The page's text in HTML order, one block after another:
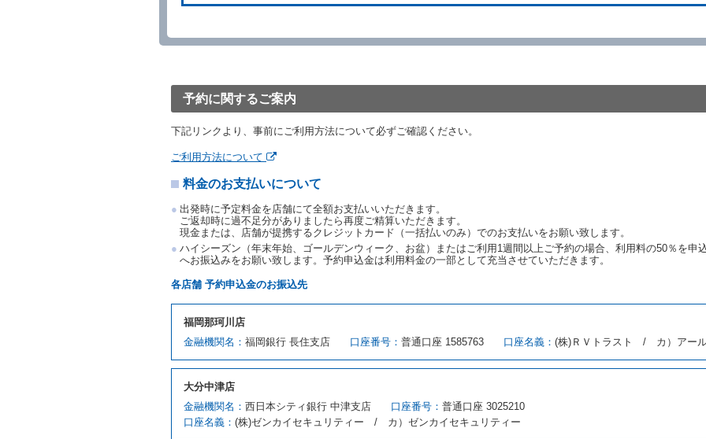
きは、予約は取り消されたものとします。この場合、当社は受領済の予約申込金を返還するものとします
当社は、借受人から予約のあった車種クラスのレンタカーを貸し渡すことができないときは、予約と異
渡すものとします。なお、代替レンタカーの貸渡料金が予約された車種クラスの貸渡料金より高くなると
渡料金によるものとし、予約された車種クラスの貸渡料金より低くなるときは、当該代替レンタカーの車
借受人は、第１項の代替レンタカーの貸渡しの申入れを拒絶し、予約を取り消すことができるものとしま
前項の場合、第１項の貸渡しをすることができない原因が、当社の責に帰する事由によるときには第４条
第３項の場合、第１項の貸渡しをすることができない原因が、当社の責に帰さない事由による時には第４
第６条（免責）
当社及び借受人は、予約が取り消され、又は貸渡契約が締結されなかったことについて、第４条及び第
何らの請求をしないものとします。
第３章／貸 渡 し
ます。ただし、貸し渡すことができるレンタカーがない場合又は借受人若しくは運転者が第８条第１項若
該当する場合を除きます。
運転者は、貸渡契約の締結にあたり、約款及び細則で運転者の義務と定められた事項を遵守するものとし
当社は、監督官庁の基本通達（注１）に基づき、貸渡簿(貸渡原票)及び第１３条第１項に規定する貸渡証
許の種類及び運転免許証（注２）の番号を記載し、又は運転者の運転免許証の写しを添付するため、貸渡
予約に関するご案内
下記リンクより、事前にご利用方法について必ずご確認ください。
ご利用方法について
料金のお支払いについて
出発時に予定料金を店舗にて全額お支払いいただきます。
ご返却時に過不足分がありましたら再度ご精算いただきます。
現金または、店舗が提携するクレジットカード（一括払いのみ）でのお支払いをお願い致します。
ハイシーズン（年末年始、ゴールデンウィーク、お盆）またはご利用1週間以上ご予約の場合、利用料の50％を申
へお振込みをお願い致します。予約申込金は利用料金の一部として充当させていただきます。
各店舗 予約申込金のお振込先
福岡那珂川店
金融機関名： 福岡銀行 長住支店 口座番号： 普通口座 1585763 口座名義： (株)ＲＶトラスト / カ）アール
大分中津店
金融機関名： 西日本シティ銀行 中津支店 口座番号： 普通口座 3025210
口座名義： (株)ゼンカイセキュリティー / カ）ゼンカイセキュリティー